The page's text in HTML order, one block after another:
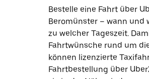
Bestelle eine Fahrt über
Beromünster – wann und
zu welcher Tageszeit.
Fahrtwünsche rund um
können lizenzierte
Fahrtbestellung über